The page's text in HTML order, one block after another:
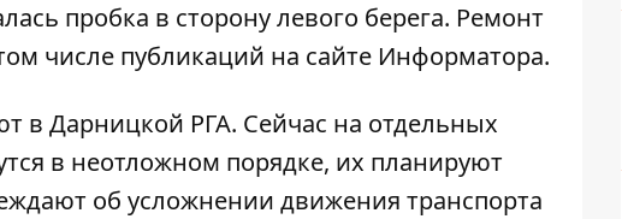
пробка в сторону левого берега. Ремонт
числе публикаций на сайте Информатора.
в Дарницкой РГА. Сейчас на отдельных
в неотложном порядке, их планируют
об усложнении движения транспорта